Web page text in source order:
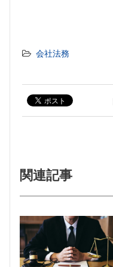
会社法務
関連記事